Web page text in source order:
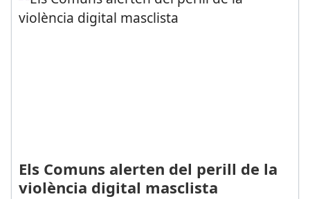
Els Comuns alerten del perill de la
violència digital masclista